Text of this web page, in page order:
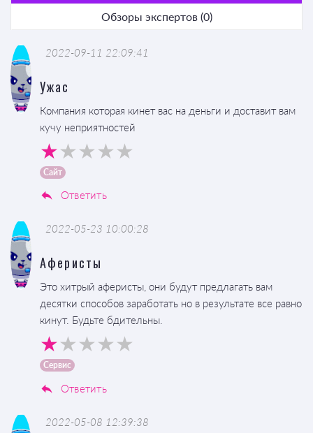
Обзоры экспертов (0)
2022-09-11 22:09:41
Ужас
Компания которая кинет вас на деньги и доставит вам
кучу неприятностей
Сайт
Ответить
2022-05-23 10:00:28
Аферисты
Это хитрый аферисты, они будут предлагать вам
десятки способов заработать но в результате все равно
кинут. Будьте бдительны.
Сервис
Ответить
2022-05-08 12:39:38